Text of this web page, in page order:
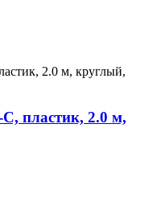
пластик, 2.0 м,